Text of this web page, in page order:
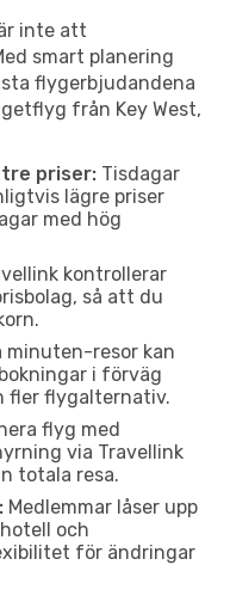
inte att
smart planering
flygerbjudandena
från Key West,
priser: Tisdagar
lägre priser
med hög
kontrollerar
så att du
minuten-resor kan
i förväg
fler flygalternativ.
flyg med
via Travellink
totala resa.
Medlemmar låser upp
och
för ändringar